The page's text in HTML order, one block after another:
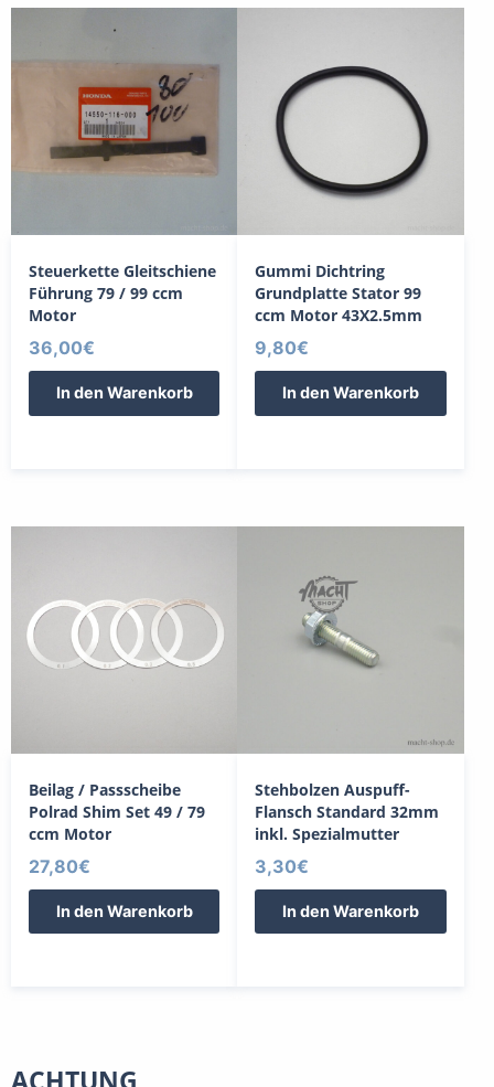
Steuerkette Gleitschiene
Führung 79 / 99 ccm
Motor
36,00€
In den Warenkorb
Gummi Dichtring
Grundplatte Stator 99
ccm Motor 43X2.5mm
9,80€
In den Warenkorb
Beilag / Passscheibe
Polrad Shim Set 49 / 79
ccm Motor
27,80€
In den Warenkorb
Stehbolzen Auspuff-
Flansch Standard 32mm
inkl. Spezialmutter
3,30€
In den Warenkorb